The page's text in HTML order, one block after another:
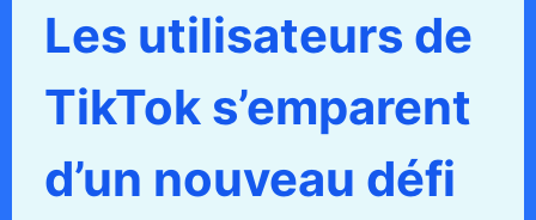
Les utilisateurs de
TikTok s’emparent
d’un nouveau défi